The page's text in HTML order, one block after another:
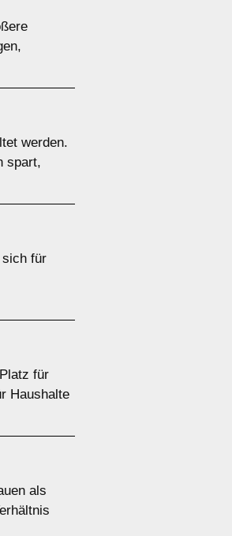
werden.
spart,
sich für
für
Haushalte
als